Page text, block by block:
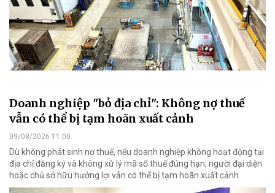
Doanh nghiệp "bỏ địa chỉ": Không nợ thuế
vẫn có thể bị tạm hoãn xuất cảnh
09/08/2026 11:00
Dù không phát sinh nợ thuế, nếu doanh nghiệp không hoạt động tại
địa chỉ đăng ký và không xử lý mã số thuế đúng hạn, người đại diện
hoặc chủ sở hữu hưởng lợi vẫn có thể bị tạm hoãn xuất cảnh.